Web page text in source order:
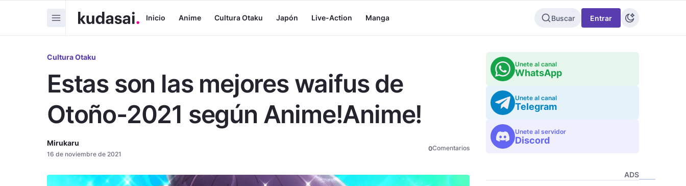
Inicio Anime Cultura Otaku Japón Live-Action Manga Buscar Entrar
Cultura Otaku
Estas son las mejores waifus de
Otoño-2021 según Anime!Anime!
Mirukaru
16 de noviembre de 2021
0Comentarios
Unete al canal
WhatsApp
Unete al canal
Telegram
Unete al servidor
Discord
ADS